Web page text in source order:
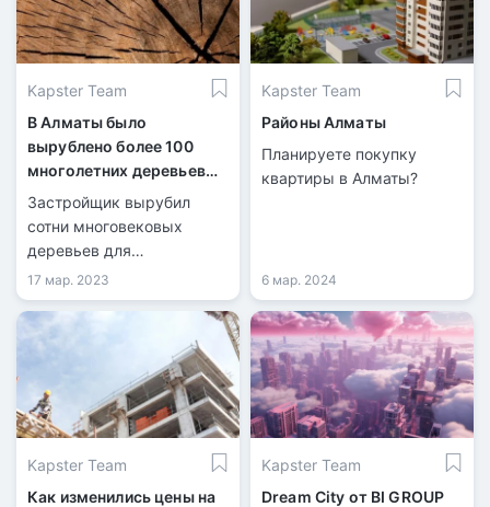
Kapster Team
В Алматы было
вырублено более 100
многолетних деревьев
ради постройки ЖК
Застройщик вырубил
сотни многовековых
деревьев для
строительства и местные
жители забили тревогу.
Они сочли строительство
ЖК нелегальным, после
чего обратились в
антикоррупционную
службу и в управление
экологии и окружающей
среды.
17 мар. 2023
Kapster Team
Районы Алматы
Планируете покупку
квартиры в Алматы?
6 мар. 2024
Kapster Team
Как изменились цены на
Kapster Team
Dream City от BI GROUP